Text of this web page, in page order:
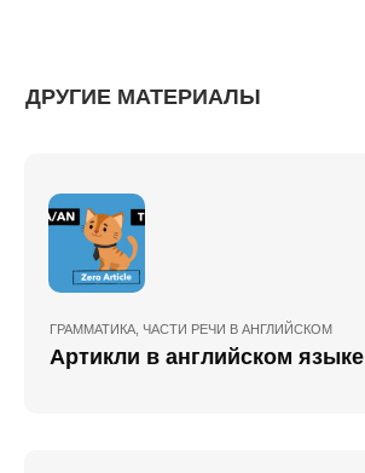
ДРУГИЕ МАТЕРИАЛЫ
ГРАММАТИКА ЧАСТИ РЕЧИ В АНГЛИЙСКОМ
Артикли в английском языке